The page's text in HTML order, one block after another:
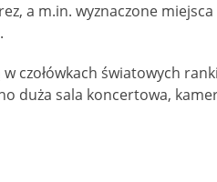
a m.in. wyznaczone
czołówkach światowych
duża sala koncertowa,